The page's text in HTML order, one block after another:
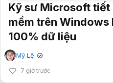
Kỹ sư Microsoft tiết
mềm trên Windows
100% dữ liệu
Mỹ Lệ ✔
7 giờ trước